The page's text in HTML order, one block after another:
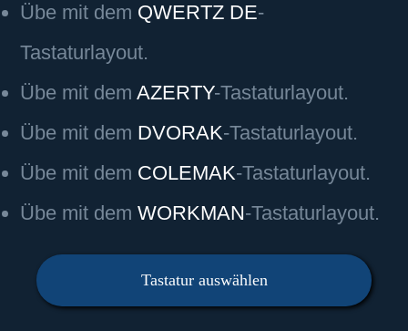
Übe mit dem QWERTZ DE-
Tastaturlayout.
Übe mit demAZERTY-Tastaturlayout.
Übe mit dem DVORAK-Tastaturlayout.
Übe mit dem COLEMAK-Tastaturlayout.
Übe mit demWORKMAN-Tastaturlayout.
Tastatur auswählen